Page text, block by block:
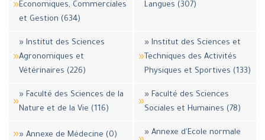
Economiques, Commerciales
et Gestion (634)
Langues (307)
» Institut des Sciences
Agronomiques et
Vétérinaires (226)
» Institut des Sciences et
Techniques des Activités
Physiques et Sportives (133)
» Faculté des Sciences de la
Nature et de la Vie (116)
» Faculté des Sciences
Sociales et Humaines (78)
» Annexe de Médecine (0)
» Annexe d'Ecole normale